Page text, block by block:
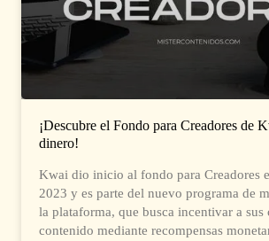
¡Descubre el Fondo para Creadores de
dinero!
Kwai dio inicio al fondo para Creadores
2023 y es parte del nuevo programa de
la plataforma, que busca incentivar a sus
contenido mediante recompensas